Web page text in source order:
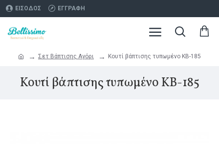
ΕΊΣΟΔΟΣ ΕΓΓΡΑΦΉ
Σετ Βάπτισης Αγόρι Κουτί βάπτισης τυπωμένο ΚΒ-185
Κουτί βάπτισης τυπωμένο ΚΒ-185